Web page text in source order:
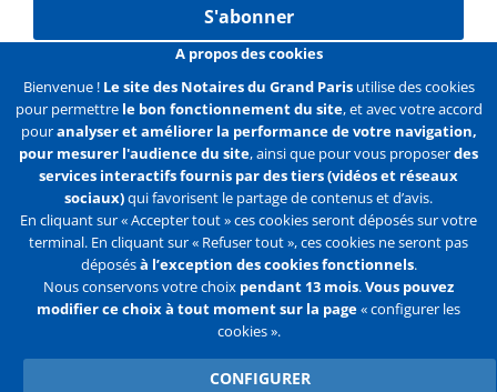
S'abonner
Liens Mentions légales Données personnelles
Politique des cookies Configurer les cookies
Liens
2e
ligne
Accueil Contact Plan du site
Flux
FacebookYoutube
Twitter
A propos des cookies
Bienvenue ! Le site des Notaires du Grand Parisutilise des cookies
pour permettre le bon fonctionnement du site, et avec votre accord
pouranalyser et améliorer la performance de votre navigation,
pour mesurer l'audience du site, ainsi que pour vous proposerdes
services interactifs fournis par des tiers (vidéos et réseaux
sociaux)qui favorisent le partage de contenus et d’avis.
En cliquant sur « Accepter tout » ces cookies seront déposés sur votre
terminal. En cliquant sur « Refuser tout », ces cookies ne seront pas
déposésà l’exception des cookies fonctionnels.
Nous conservons votre choix pendant 13 mois.Vous pouvez
modifier ce choix à tout moment sur la page« configurer les
cookies ».
CONFIGURER